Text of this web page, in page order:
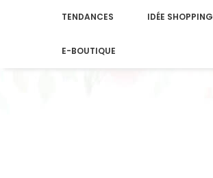
TENDANCES IDÉE SHOPPING
E-BOUTIQUE